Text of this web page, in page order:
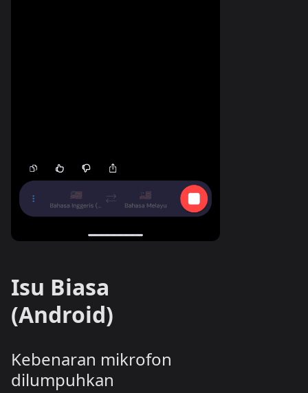
Isu Biasa
(Android)
Kebenaran mikrofon
dilumpuhkan